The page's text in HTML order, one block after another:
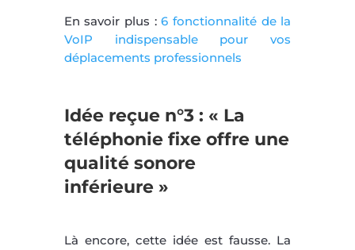
En savoir plus :6 fonctionnalité de la
VoIP indispensable pour vos
déplacements professionnels
Idée reçue n°3 : « La
téléphonie fixe offre une
qualité sonore
inférieure »
Là encore, cette idée est fausse. La